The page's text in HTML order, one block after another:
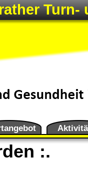
Turn-
:.